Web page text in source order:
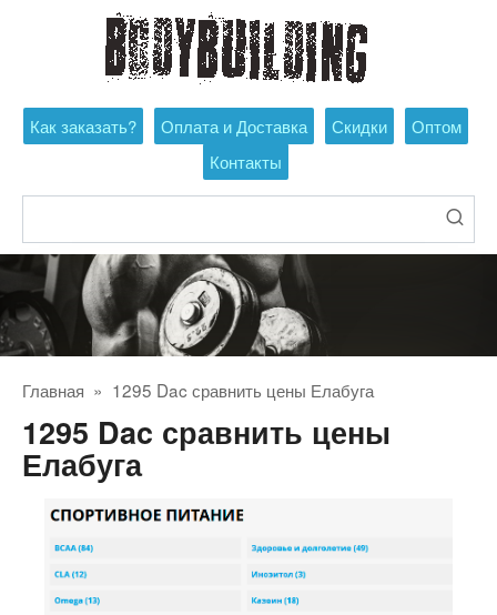
Как заказать? Оплата и Доставка Скидки
Оптом
Контакты
Главная » 1295 Dac сравнить цены Елабуга
1295 Dac сравнить цены
Елабуга